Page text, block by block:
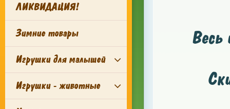
ЛИКВИДАЦИЯ!
Зимние товары
Игрушки для малышей
Игрушки - животные
Весь